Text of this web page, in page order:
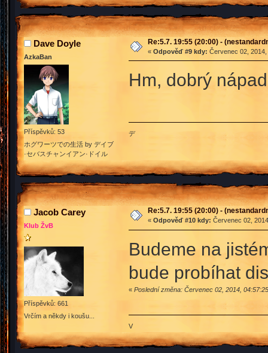
Dave Doyle
AzkaBan
Příspěvků: 53
ホグワーツでの生活 by デイブ
·セバスチャンイアン·ドイル
Re:5.7. 19:55 (20:00) -
« Odpověď #9 kdy: Červenec 02,
Hm, dobrý
デ
Jacob Carey
Klub ŽvB
Příspěvků: 661
Vrčím a někdy i koušu...
Re:5.7. 19:55 (20:00) -
« Odpověď #10 kdy: Červenec 02,
Budeme na
bude probíhat
« Poslední změna: Červenec 02, 2014,
V